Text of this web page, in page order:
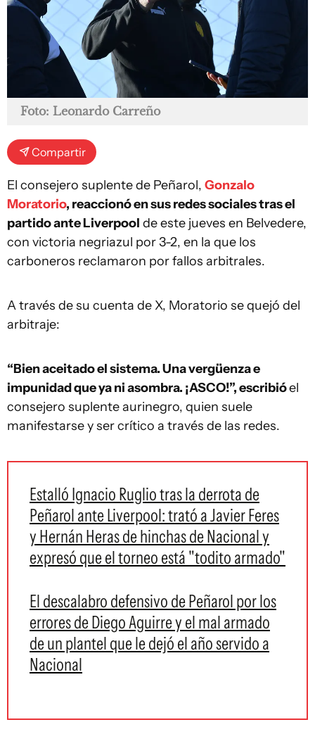
Foto: Leonardo Carreño
Compartir
El consejero suplente de Peñarol, Gonzalo
Moratorio, reaccionó en sus redes sociales tras el
partido ante Liverpool de este jueves en Belvedere,
con victoria negriazul por 3-2, en la que los
carboneros reclamaron por fallos arbitrales.
A través de su cuenta de X, Moratorio se quejó del
arbitraje:
“Bien aceitado el sistema. Una vergüenza e
impunidad que ya ni asombra. ¡ASCO!”, escribióel
consejero suplente aurinegro, quien suele
manifestarse y ser crítico a través de las redes.
Estalló Ignacio Ruglio tras la derrota de
Peñarol ante Liverpool: trató a Javier Feres
y Hernán Heras de hinchas de Nacional y
expresó que el torneo está "todito armado"
El descalabro defensivo de Peñarol por los
errores de Diego Aguirre y el mal armado
de un plantel que le dejó el año servido a
Nacional